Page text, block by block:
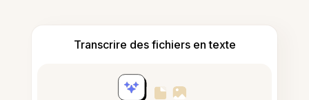
Transcrire des fichiers en texte